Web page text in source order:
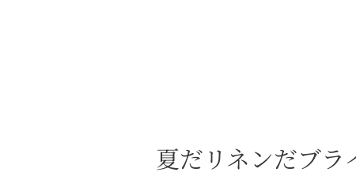
夏だリネンだブラ